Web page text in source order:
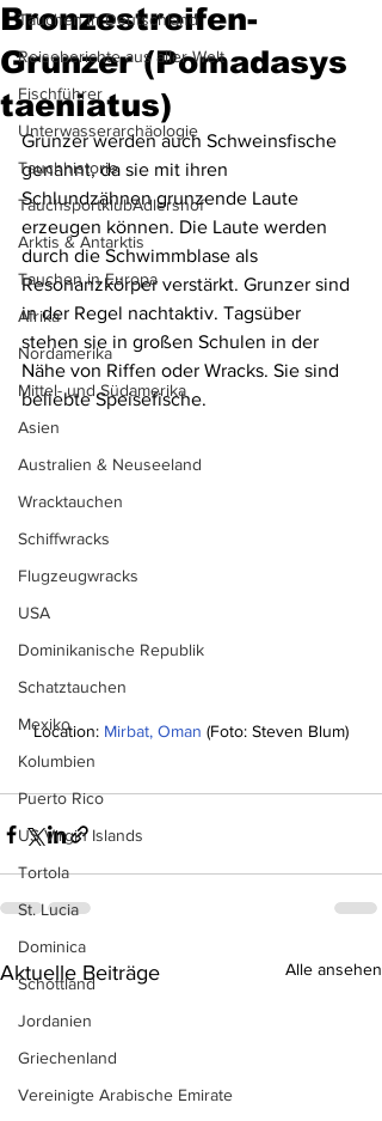
Tauchen in Deutschland
Reiseberichte aus aller Welt
Fischführer
Unterwasserarchäologie
Tauchhistorie
TauchsportklubAdlershof
Arktis & Antarktis
Tauchen in Europa
Afrika
Nordamerika
Mittel- und Südamerika
Asien
Australien & Neuseeland
Wracktauchen
Schiffwracks
Flugzeugwracks
USA
Dominikanische Republik
Schatztauchen
Mexiko
Kolumbien
Puerto Rico
US Virgin Islands
Tortola
St. Lucia
Dominica
Schottland
Jordanien
Griechenland
Vereinigte Arabische Emirate
Bronzestreifen-
Grunzer (Pomadasys
taeniatus)
Grunzer werden auch Schweinsfische
genannt, da sie mit ihren
Schlundzähnen grunzende Laute
erzeugen können. Die Laute werden
durch die Schwimmblase als
Resonanzkörper verstärkt. Grunzer sind
in der Regel nachtaktiv. Tagsüber
stehen sie in großen Schulen in der
Nähe von Riffen oder Wracks. Sie sind
beliebte Speisefische.
Location: Mirbat, Oman (Foto: Steven Blum)
Aktuelle Beiträge Alle ansehen